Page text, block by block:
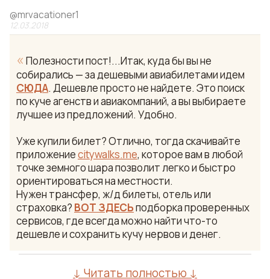
@mrvacationer1
12.03.2018
« Полезности пост!...Итак, куда бы вы не
собирались — за дешевыми авиабилетами идем
СЮДА. Дешевле просто не найдете. Это поиск
по куче агенств и авиакомпаний, а вы выбираете
лучшее из предложений. Удобно.
Уже купили билет? Отлично, тогда скачивайте
приложениеcitywalks.me, которое вам в любой
точке земного шара позволит легко и быстро
ориентироваться на местности.
Нужен трансфер, ж/д билеты, отель или
страховка? ВОТ ЗДЕСЬподборка проверенных
сервисов, где всегда можно найти что-то
дешевле и сохранить кучу нервов и денег.
↓ Читать полностью ↓